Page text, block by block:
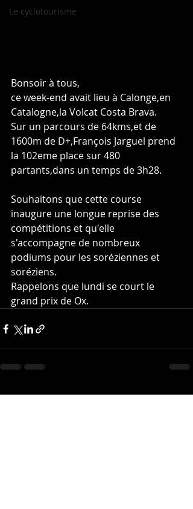
Le cyclotourisme
Bonsoir à tous,
ce week-end avait lieu à Calonge,en
Catalogne,la Volcat Costa Brava.
Sur un parcours de 64kms,et de
1600m de D+,François Jarguel prend
la 102eme place sur 480
partants,dans un temps de 3h28.
Souhaitons que cette course
inaugure une longue reprise des
compétitions et qu'elle
s'accompagne de nombreux
podiums pour les soréziennes et
soréziens.
Rappelons que lundi se court le
grand prix de Ox.
Posts récents Voir tout